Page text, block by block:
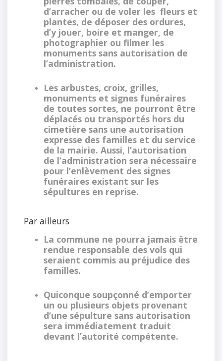
d’arracher ou de voler les fleurs et
plantes, de déposer des ordures,
d’y jouer, boire et manger, de
photographier ou filmer les
monuments sans autorisation de
l’administration.
Les arbustes, croix, grilles,
monuments et signes funéraires
de toutes sortes, ne pourront être
déplacés ou transportés hors du
cimetière sans une autorisation
expresse des familles et du service
de la mairie. Aussi, l’autorisation
de l’administration sera nécessaire
pour l’enlèvement des signes
funéraires existant sur les
sépultures en reprise.
Par ailleurs
La commune ne pourra jamais être
rendue responsable des vols qui
seraient commis au préjudice des
familles.
Quiconque soupçonné d’emporter
un ou plusieurs objets provenant
d’une sépulture sans autorisation
sera immédiatement traduit
devant l’autorité compétente.